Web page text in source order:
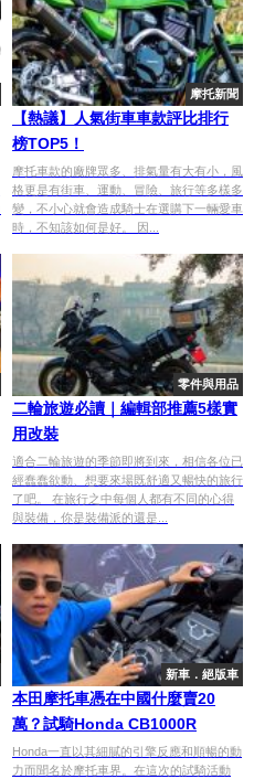
摩托新聞
【熱議】人氣街車車款評比排行
榜TOP5！
摩托車款的廠牌眾多、排氣量有大有小，風
格更是有街車、運動、冒險、旅行等多樣多
變，不小心就會造成騎士在選購下一輛愛車
時，不知該如何是好。 因...
零件與用品
二輪旅遊必讀｜編輯部推薦5樣實
用改裝
適合二輪旅遊的季節即將到來，相信各位已
經蠢蠢欲動、想要來場既舒適又暢快的旅行
了吧。 在旅行之中每個人都有不同的心得
與裝備，你是裝備派的還是...
新車．絕版車
本田摩托車憑在中國什麼賣20
萬？試騎Honda CB1000R
Honda一直以其細膩的引擎反應和順暢的動
力而聞名於摩托車界。在這次的試騎活動